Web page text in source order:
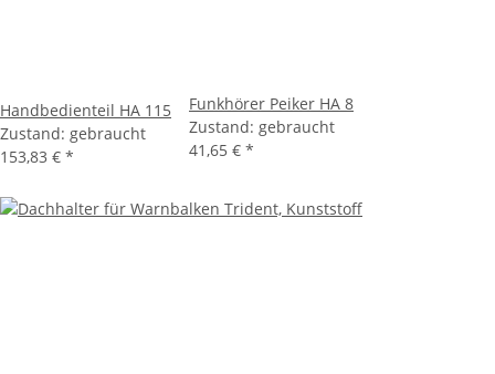
Handbedienteil HA 115
Zustand: gebraucht
153,83 € *
Funkhörer Peiker HA 8
Zustand: gebraucht
41,65 € *